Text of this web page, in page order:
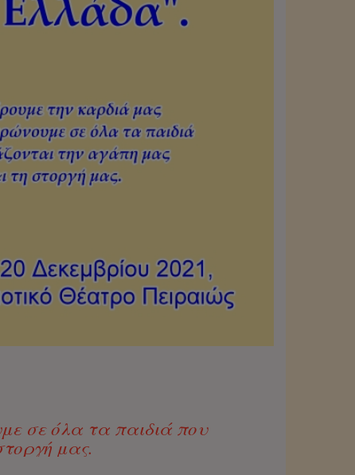
σε όλα τα παιδιά που
μας.